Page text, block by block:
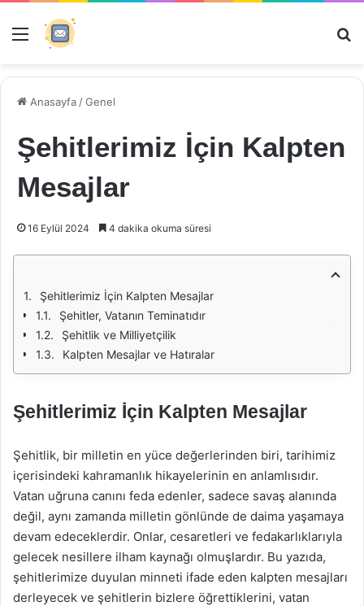
Menü
Anasayfa /Genel
Şehitlerimiz İçin Kalpten
Mesajlar
16 Eylül 2024 4 dakika okuma süresi
Şehitlerimiz İçin Kalpten Mesajlar
Şehitler, Vatanın Teminatıdır
Şehitlik ve Milliyetçilik
Kalpten Mesajlar ve Hatıralar
Şehitlerimiz İçin Kalpten Mesajlar
Şehitlik, bir milletin en yüce değerlerinden biri, tarihimiz
içerisindeki kahramanlık hikayelerinin en anlamlısıdır.
Vatan uğruna canını feda edenler, sadece savaş alanında
değil, aynı zamanda milletin gönlünde de daima yaşamaya
devam edeceklerdir. Onlar, cesaretleri ve fedakarlıklarıyla
gelecek nesillere ilham kaynağı olmuşlardır. Bu yazıda,
şehitlerimize duyulan minneti ifade eden kalpten mesajları
derleyecek ve şehitlerin bizlere öğrettiklerini, vatan